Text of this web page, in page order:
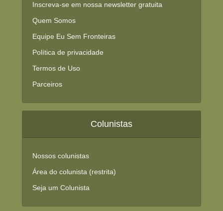
Inscreva-se em nossa newsletter gratuita
Quem Somos
Equipe Eu Sem Fronteiras
Política de privacidade
Termos de Uso
Parceiros
Colunistas
Nossos colunistas
Área do colunista (restrita)
Seja um Colunista